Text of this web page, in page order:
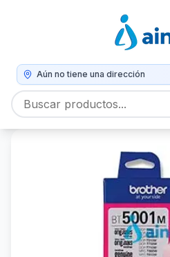
Aún no tiene una dirección